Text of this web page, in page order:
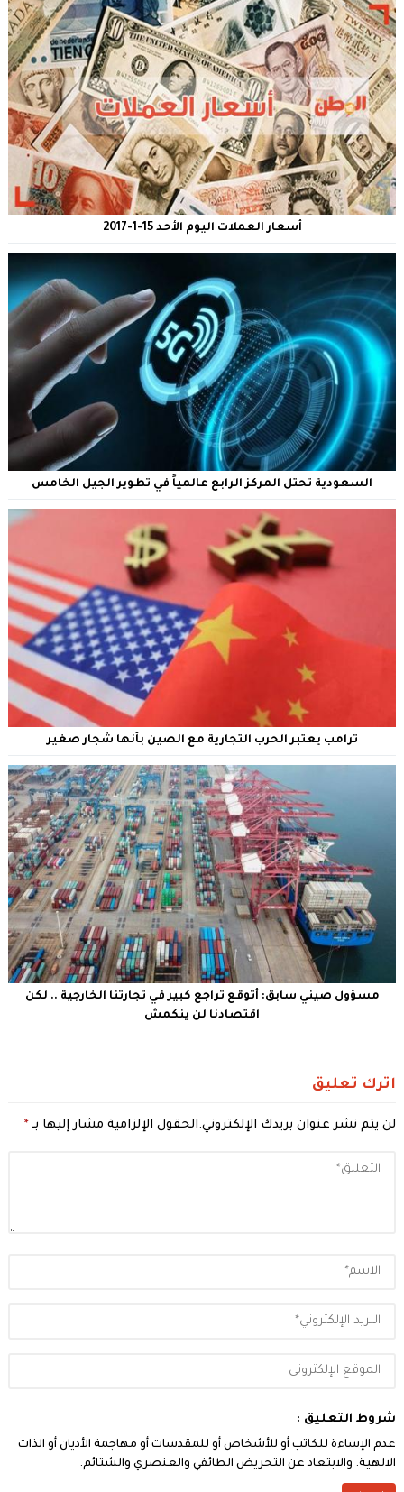
أسعار العملات اليوم الأحد 15-1-2017
السعودية تحتل المركز الرابع عالمياً في تطوير الجيل الخامس
ترامب يعتبر الحرب التجارية مع الصين بأنها شجار صغير
مسؤول صيني سابق: أتوقع تراجع كبير في تجارتنا الخارجية .. لكن
اقتصادنا لن ينكمش
اترك تعليق
لن يتم نشر عنوان بريدك الإلكتروني.الحقول الإلزامية مشار إليها بـ *
شروط التعليق :
عدم الإساءة للكاتب أو للأشخاص أو للمقدسات أو مهاجمة الأديان أو الذات
الالهية. والابتعاد عن التحريض الطائفي والعنصري والشتائم.